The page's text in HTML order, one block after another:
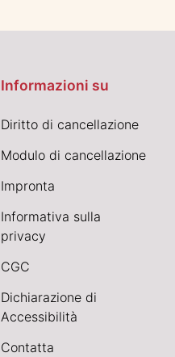
Informazioni su
Diritto di cancellazione
Modulo di cancellazione
Impronta
Informativa sulla
privacy
CGC
Dichiarazione di
Accessibilità
Contatta